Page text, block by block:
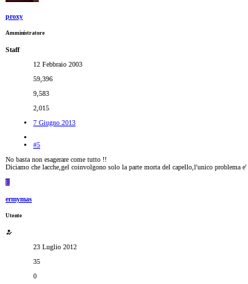
proxy
Amministratore
Staff
12 Febbraio 2003
59,396
9,583
2,015
7 Giugno 2013
#5
No basta non esagerare come tutto !!
Diciamo che lacche,gel coinvolgono solo la parte morta del capello,l'unico
E
ermymas
Utente
23 Luglio 2012
35
0